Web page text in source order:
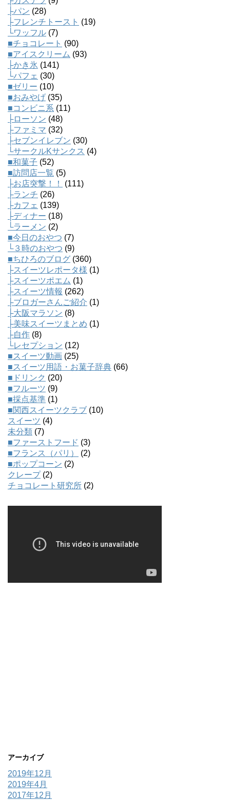
├パン (28)
├フレンチトースト (19)
└ワッフル (7)
■チョコレート (90)
■アイスクリーム (93)
├かき氷 (141)
└パフェ (30)
■ゼリー (10)
■おみやげ (35)
■コンビニ系 (11)
├ローソン (48)
├ファミマ (32)
├セブンイレブン (30)
└サークルKサンクス (4)
■和菓子 (52)
■訪問店一覧 (5)
├お店突撃！！
(111)
├ランチ (26)
├カフェ (139)
├ディナー (18)
└ラーメン (2)
■今日のおやつ (7)
└３時のおやつ (9)
■ちひろのブログ (360)
├スイーツレポータ様 (1)
├スイーツポエム (1)
├スイーツ情報 (262)
├ブロガーさんご紹介 (1)
├大阪マラソン (8)
├美味スイーツまとめ (1)
├自作 (8)
└レセプション (12)
■スイーツ動画 (25)
■スイーツ用語・お菓子辞典 (66)
■ドリンク (20)
■フルーツ (9)
■採点基準 (1)
■関西スイーツクラブ (10)
スイーツ (4)
未分類 (7)
■ファーストフード (3)
■フランス（パリ）
(2)
■ポップコーン (2)
クレープ(2)
チョコレート研究所 (2)
アーカイブ
2019年12月
2019年4月
2017年12月